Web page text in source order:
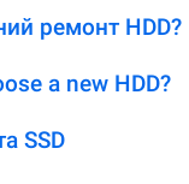
ремонт HDD?
a new HDD?
SSD